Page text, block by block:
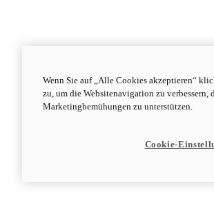
Wenn Sie auf „Alle Cookies akzeptieren“
zu, um die Websitenavigation zu verbessern,
Marketingbemühungen zu unterstützen.
Cookie-